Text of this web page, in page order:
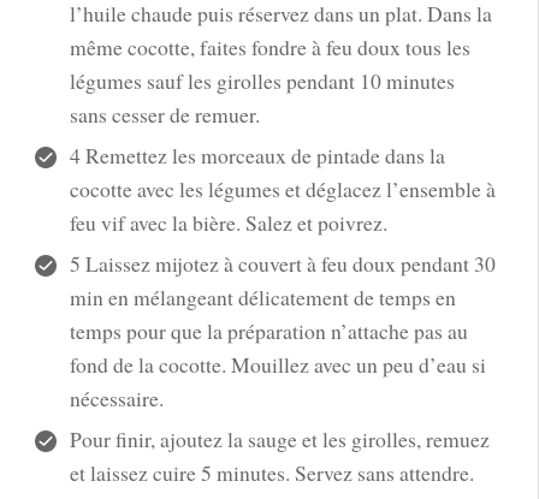
l’huile chaude puis réservez dans un plat. Dans la
même cocotte, faites fondre à feu doux tous les
légumes sauf les girolles pendant 10 minutes
sans cesser de remuer.
4 Remettez les morceaux de pintade dans la
cocotte avec les légumes et déglacez l’ensemble à
feu vif avec la bière. Salez et poivrez.
5 Laissez mijotez à couvert à feu doux pendant 30
min en mélangeant délicatement de temps en
temps pour que la préparation n’attache pas au
fond de la cocotte. Mouillez avec un peu d’eau si
nécessaire.
Pour finir, ajoutez la sauge et les girolles, remuez
et laissez cuire 5 minutes. Servez sans attendre.